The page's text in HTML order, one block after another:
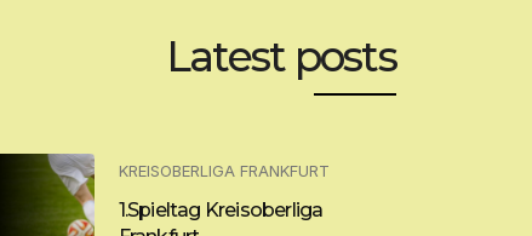
Latest posts
KREISOBERLIGA FRANKFURT
1.Spieltag Kreisoberliga